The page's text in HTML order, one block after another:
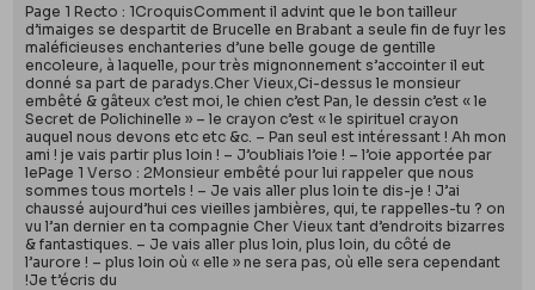
Page 1 Recto : 1CroquisComment il advint que le bon tailleur
d’imaiges se despartit de Brucelle en Brabant a seule fin de fuyr les
maléficieuses enchanteries d’une belle gouge de gentille
encoleure, à laquelle, pour très mignonnement s’accointer il eut
donné sa part de paradys.Cher Vieux,Ci-dessus le monsieur
embêté & gâteux c’est moi, le chien c’est Pan, le dessin c’est « le
Secret de Polichinelle » – le crayon c’est « le spirituel crayon
auquel nous devons etc etc &c. – Pan seul est intéressant ! Ah mon
ami ! je vais partir plus loin ! – J’oubliais l’oie ! – l’oie apportée par
lePage 1 Verso : 2Monsieur embêté pour lui rappeler que nous
sommes tous mortels ! – Je vais aller plus loin te dis-je ! J’ai
chaussé aujourd’hui ces vieilles jambières, qui, te rappelles-tu ? on
vu l’an dernier en ta compagnie Cher Vieux tant d’endroits bizarres
& fantastiques. – Je vais aller plus loin, plus loin, du côté de
l’aurore ! – plus loin où « elle » ne sera pas, où elle sera cependant
!Je t’écris du